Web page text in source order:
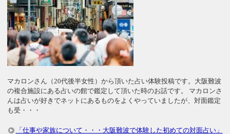
マカロンさん（20代後半女性）から頂いた占い体験投稿です。大阪難波
の複合施設にある占いの館で鑑定して頂いた時のお話です。 マカロンさ
んは占いが好きでネットにあるものをよくやっていましたが、対面鑑定
も受・・・
「仕事や家族について・・・大阪難波で体験した初めての対面占い」